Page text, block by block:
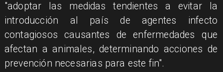
"adoptar las medidas tendientes a evitar la
introducción al país de agentes infecto
contagiosos causantes de enfermedades que
afectan a animales, determinando acciones de
prevención necesarias para este fin".